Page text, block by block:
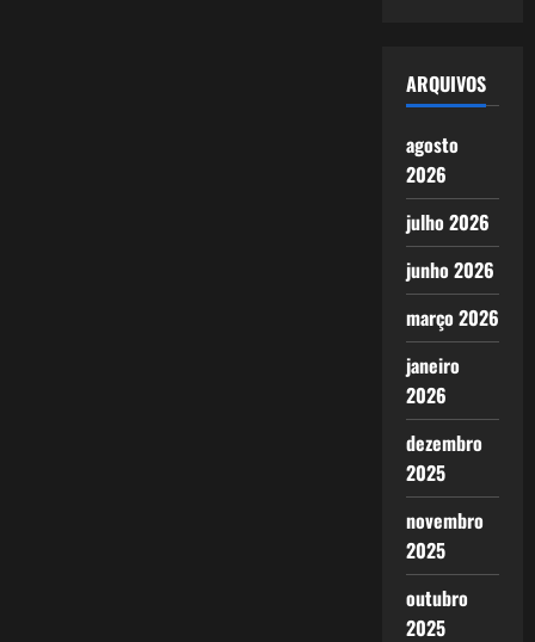
ARQUIVOS
agosto
2026
julho 2026
junho 2026
março 2026
janeiro
2026
dezembro
2025
novembro
2025
outubro
2025